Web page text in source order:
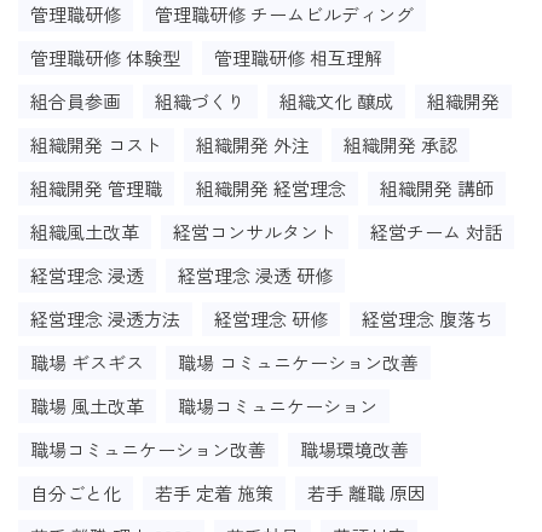
管理職研修
管理職研修 チームビルディング
管理職研修 体験型
管理職研修 相互理解
組合員参画
組織づくり 組織文化 醸成
組織開発
組織開発 コスト
組織開発 外注
組織開発 承認
組織開発 管理職
組織開発 経営理念
組織開発 講師
組織風土改革
経営コンサルタント
経営チーム 対話
経営理念 浸透
経営理念 浸透 研修
経営理念 浸透方法
経営理念 研修
経営理念 腹落ち
職場 ギスギス
職場 コミュニケーション改善
職場 風土改革
職場コミュニケーション
職場コミュニケーション改善
職場環境改善
自分ごと化
若手 定着 施策
若手 離職 原因